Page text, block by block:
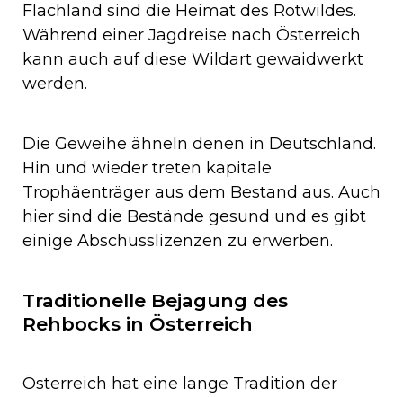
Flachland sind die Heimat des Rotwildes.
Während einer Jagdreise nach Österreich
kann auch auf diese Wildart gewaidwerkt
werden.
Die Geweihe ähneln denen in Deutschland.
Hin und wieder treten kapitale
Trophäenträger aus dem Bestand aus. Auch
hier sind die Bestände gesund und es gibt
einige Abschusslizenzen zu erwerben.
Traditionelle Bejagung des
Rehbocks in Österreich
Österreich hat eine lange Tradition der